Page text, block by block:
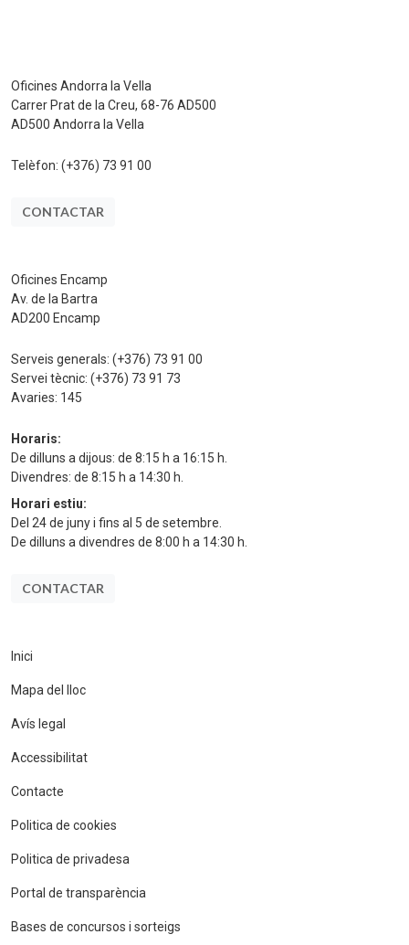
Oficines Andorra la Vella
Carrer Prat de la Creu, 68-76 AD500
AD500 Andorra la Vella
Telèfon: (+376) 73 91 00
CONTACTAR
Oficines Encamp
Av. de la Bartra
AD200 Encamp
Serveis generals: (+376) 73 91 00
Servei tècnic: (+376) 73 91 73
Avaries: 145
Horaris:
De dilluns a dijous: de 8:15 h a 16:15 h.
Divendres: de 8:15 h a 14:30 h.
Horari estiu:
Del 24 de juny i fins al 5 de setembre.
De dilluns a divendres de 8:00 h a 14:30 h.
CONTACTAR
Inici
Mapa del lloc
Avís legal
Accessibilitat
Contacte
Politica de cookies
Politica de privadesa
Portal de transparència
Bases de concursos i sorteigs